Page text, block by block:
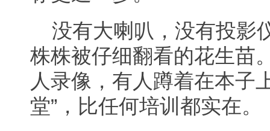
没有大喇叭，没有投影
株株被仔细翻看的花生苗
人录像，有人蹲着在本
堂”，比任何培训都实在。